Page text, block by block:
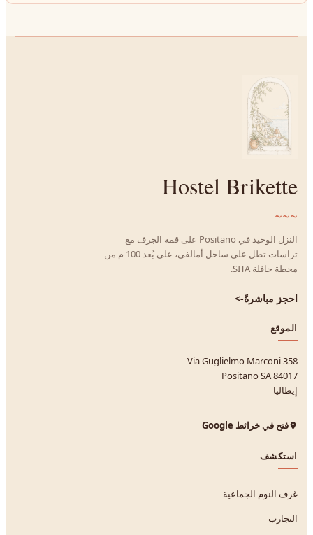
Hostel Brikette
~~~
النزل الوحيد في Positano على قمة الجرف مع
تراسات تطل على ساحل أمالفي، على بُعد 100 م من
محطة حافلة SITA.
احجز مباشرةً->
الموقع
Via Guglielmo Marconi 358
84017 Positano SA
إيطاليا
فتح في خرائط Google
استكشف
غرف النوم الجماعية
التجارب